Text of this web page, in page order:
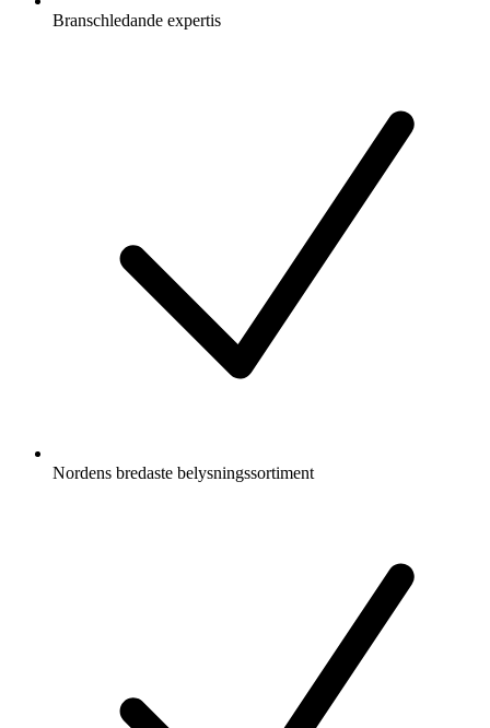
Branschledande expertis
Nordens bredaste belysningssortiment